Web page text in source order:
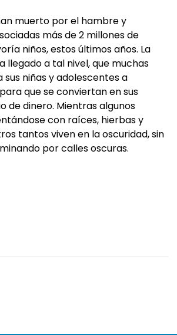
muerto por el hambre y
más de 2 millones de
niños, estos últimos años. La
llegado a tal nivel, que muchas
sus niñas y adolescentes a
que se conviertan en sus
de dinero. Mientras algunos
con raíces, hierbas y
tantos viven en la oscuridad, sin
por calles oscuras.